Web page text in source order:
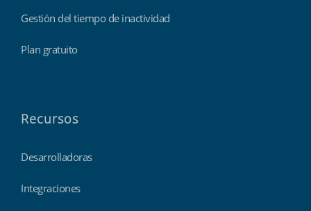
Gestión del tiempo de inactividad
Plan gratuito
Recursos
Desarrolladoras
Integraciones